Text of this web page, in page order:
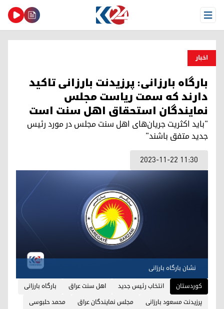
Open Menu
اخبار
بارگاه بارزانی: پرزیدنت بارزانی تاکید
دارند که سمت ریاست مجلس
نمایندگان استحقاق اهل سنت است
"باید اکثریت جریان‌های اهل سنت مجلس در مورد رئیس
جدید متفق باشند"
2023-11-22 11:30
نشان بارگاه بارزانی
کوردستان
انتخاب رئیس جدید اهل سنت عراق
بارگاه بارزانی
پرزیدنت مسعود بارزانی
مجلس نمایندگان عراق محمد حلبوسی